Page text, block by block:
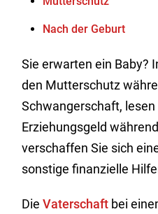
Nach der Geburt
Sie erwarten ein Baby?
den Mutterschutz
Schwangerschaft,
Erziehungsgeld
verschaffen Sie sich
sonstige finanzielle
DieVaterschaft bei